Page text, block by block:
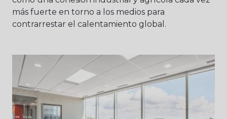
más fuerte en torno a los medios para
contrarrestar el calentamiento global.